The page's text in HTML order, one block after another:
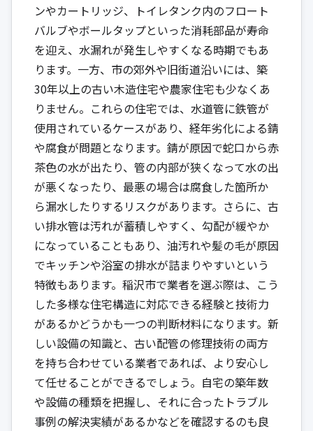
ンやカートリッジ、トイレタンク内のフロート
バルブやボールタップといった消耗部品が寿命
を迎え、水漏れが発生しやすくなる時期でもあ
ります。一方、市の郊外や旧街道沿いには、築
30年以上の古い木造住宅や農家住宅も少なくあ
りません。これらの住宅では、水道管に鉄管が
使用されているケースがあり、経年劣化による錆
や腐食が問題となります。錆が原因で蛇口から赤
茶色の水が出たり、管の内部が狭くなって水の出
が悪くなったり、最悪の場合は腐食した箇所か
ら漏水したりするリスクがあります。さらに、古
い排水管は汚れが蓄積しやすく、勾配が緩やか
になっていることもあり、油汚れや髪の毛が原因
でキッチンや浴室の排水が詰まりやすいという
特徴もあります。稲沢市で業者を選ぶ際は、こう
した多様な住宅構造に対応できる経験と技術力
があるかどうかも一つの判断材料になります。新
しい設備の知識と、古い配管の修理技術の両方
を持ち合わせている業者であれば、より安心し
て任せることができるでしょう。自宅の築年数
や設備の種類を把握し、それに合ったトラブル
事例の解決実績があるかなどを確認するのも良